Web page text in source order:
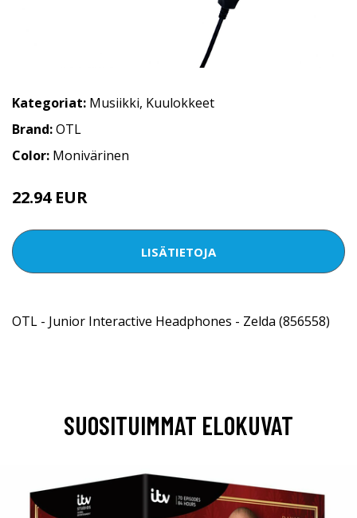
Kategoriat: Musiikki, Kuulokkeet
Brand:OTL
Color: Monivärinen
22.94 EUR
LISÄTIETOJA
OTL - Junior Interactive Headphones - Zelda (856558)
SUOSITUIMMAT ELOKUVAT